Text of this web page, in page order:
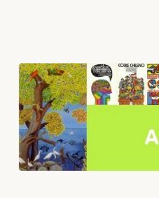
contenido